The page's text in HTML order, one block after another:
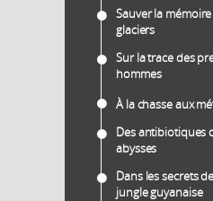
Sauver la
glaciers
Sur la trace des
hommes
À la chasse aux
Des antibiotiques
abysses
Dans les secrets
jungle guyanaise